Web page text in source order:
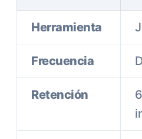
Herramienta
Frecuencia
Retención